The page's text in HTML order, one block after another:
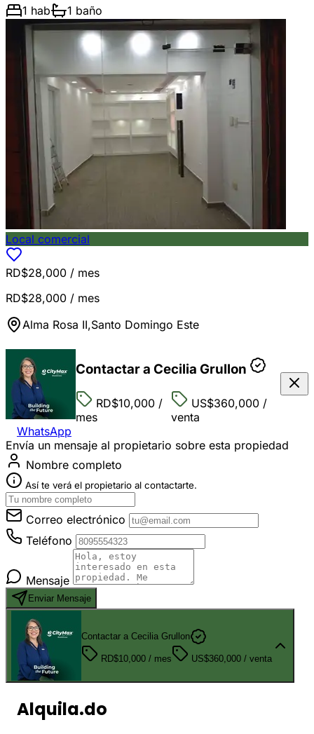
1 hab 1 baño
Local comercial
RD$28,000 / mes
RD$28,000 / mes
Alma Rosa II,Santo Domingo Este
Contactar a Cecilia Grullon
RD$10,000 /
mes
US$360,000 /
venta
WhatsApp
Envía un mensaje al propietario sobre esta propiedad
Nombre completo
Así te verá el propietario al contactarte.
Correo electrónico
Teléfono
Mensaje
Enviar Mensaje
Contactar a Cecilia Grullon
RD$10,000 / mes US$360,000 / venta
Alquila.do